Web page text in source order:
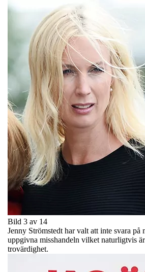
Bild 3 av 14
Jenny Strömstedt har valt att inte svara på
uppgivna misshandeln vilket naturligtvis
trovärdighet.